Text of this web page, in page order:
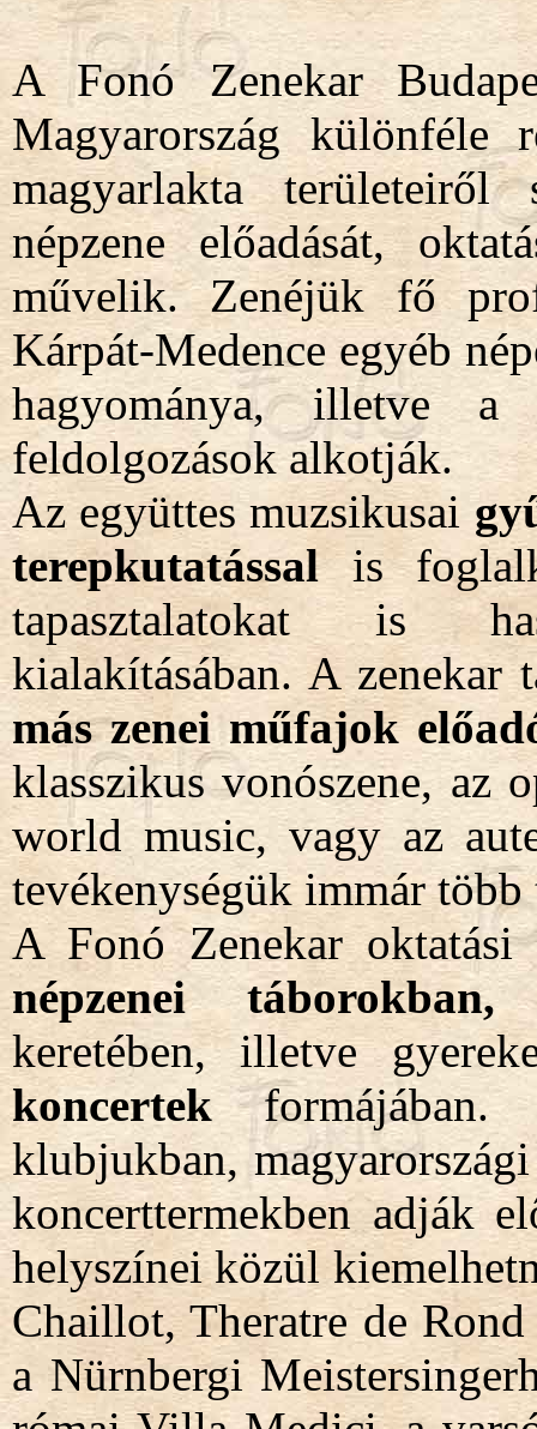
A Fonó Zenekar
Magyarország különféle
magyarlakta
népzene előadását,
művelik. Zenéjük fő
Kárpát-Medence egyéb
hagyománya, illetve a
feldolgozások alkotják.
Az együttes muzsikusai
terepkutatássalis
tapasztalatokat is
kialakításában. A zenekar
más zenei műfajok
klasszikus vonószene, az
world music, vagy az
tevékenységük immár több
A Fonó Zenekar oktatási
népzenei táborokban,
keretében, illetve
koncertekformájában.
klubjukban,
koncerttermekben adják
helyszínei közül
Chaillot, Theratre de
a Nürnbergi